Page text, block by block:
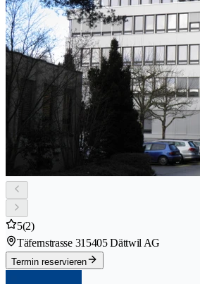
5(2)
Täfernstrasse 31 5405 Dättwil AG
Termin reservieren